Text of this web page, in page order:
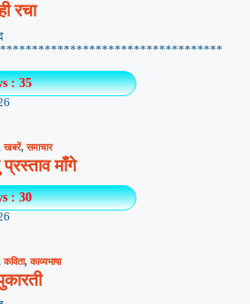
रचा
: 35
खबरें,समाचार
माँगे
: 30
कविता,काव्यभाषा